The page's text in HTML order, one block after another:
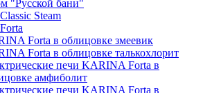
"Русской бани"
Steam
Forta в облицовке змеевик
Forta в облицовке талькохлорит
печи KARINA Forta в
амфиболит
печи KARINA Forta в